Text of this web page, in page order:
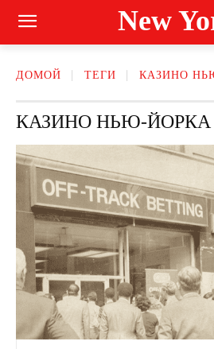
New
ДОМОЙ ТЕГИ КАЗИНО
КАЗИНО НЬЮ-ЙОРКА